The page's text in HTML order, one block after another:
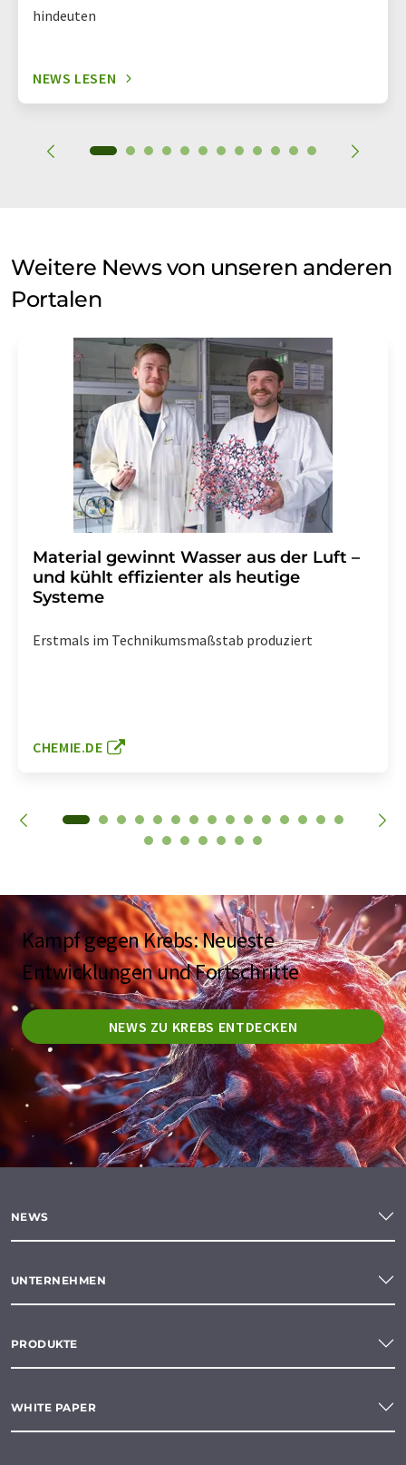
hindeuten
NEWS LESEN
Weitere News von unseren anderen
Portalen
Material gewinnt Wasser aus der Luft –
und kühlt effizienter als heutige
Systeme
Erstmals im Technikumsmaßstab produziert
CHEMIE.DE
Kampf gegen Krebs: Neueste
Entwicklungen und Fortschritte
NEWS ZU KREBS ENTDECKEN
NEWS
UNTERNEHMEN
PRODUKTE
WHITE PAPER